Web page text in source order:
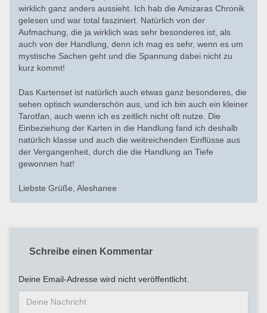
wirklich ganz anders aussieht. Ich hab die Amizaras Chronik
gelesen und war total fasziniert. Natürlich von der
Aufmachung, die ja wirklich was sehr besonderes ist, als
auch von der Handlung, denn ich mag es sehr, wenn es um
mystische Sachen geht und die Spannung dabei nicht zu
kurz kommt!
Das Kartenset ist natürlich auch etwas ganz besonderes, die
sehen optisch wunderschön aus, und ich bin auch ein kleiner
Tarotfan, auch wenn ich es zeitlich nicht oft nutze. Die
Einbeziehung der Karten in die Handlung fand ich deshalb
natürlich klasse und auch die weitreichenden Einflüsse aus
der Vergangenheit, durch die die Handlung an Tiefe
gewonnen hat!
Liebste Grüße, Aleshanee
Schreibe einen Kommentar
Deine Email-Adresse wird nicht veröffentlicht.